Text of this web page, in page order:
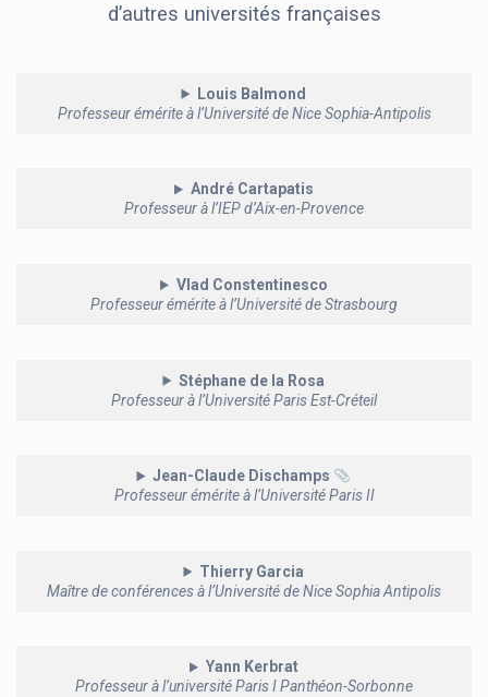
d’autres universités françaises
Louis Balmond
Professeur émérite à l’Université de Nice Sophia-Antipolis
André Cartapatis
Professeur à l’IEP d’Aix-en-Provence
Vlad Constentinesco
Professeur émérite à l’Université de Strasbourg
Stéphane de la Rosa
Professeur à l’Université Paris Est-Créteil
Jean-Claude Dischamps
Professeur émérite à l’Université Paris II
Thierry Garcia
Maître de conférences à l’Université de Nice Sophia Antipolis
Yann Kerbrat
Professeur à l’université Paris I Panthéon-Sorbonne